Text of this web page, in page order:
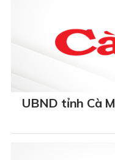
UBND tỉnh Cà